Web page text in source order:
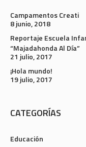
Campamentos Creati
8 junio, 2018
Reportaje Escuela
“Majadahonda Al Día”
21 julio, 2017
¡Hola mundo!
19 julio, 2017
CATEGORÍAS
Educación